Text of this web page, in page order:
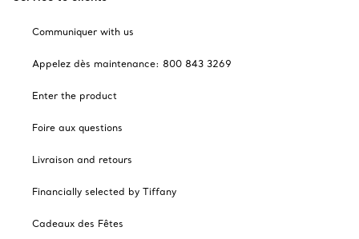
Communiquer with us
Appelez dès maintenance: 800 843 3269
Enter the product
Foire aux questions
Livraison and retours
Financially selected by Tiffany
Cadeaux des Fêtes